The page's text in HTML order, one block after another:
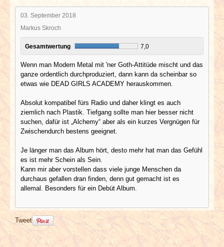
03. September 2018
Markus Skroch
Gesamtwertung 7,0
Wenn man Modern Metal mit 'ner Goth-Attitüde mischt und das
ganze ordentlich durchproduziert, dann kann da scheinbar so
etwas wie DEAD GIRLS ACADEMY herauskommen.
Absolut kompatibel fürs Radio und daher klingt es auch
ziemlich nach Plastik. Tiefgang sollte man hier besser nicht
suchen, dafür ist „Alchemy“ aber als ein kurzes Vergnügen für
Zwischendurch bestens geeignet.
Je länger man das Album hört, desto mehr hat man das Gefühl
es ist mehr Schein als Sein.
Kann mir aber vorstellen dass viele junge Menschen da
durchaus gefallen dran finden, denn gut gemacht ist es
allemal. Besonders für ein Debüt Album.
Tweet